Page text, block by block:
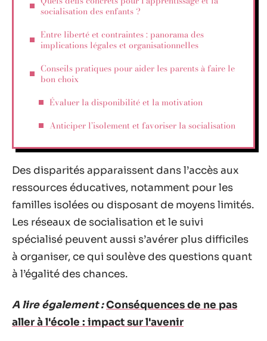
socialisation des enfants ?
Entre liberté et contraintes : panorama des
implications légales et organisationnelles
Conseils pratiques pour aider les parents à faire le
bon choix
Évaluer la disponibilité et la motivation
Anticiper l’isolement et favoriser la socialisation
Des disparités apparaissent dans l’accès aux
ressources éducatives, notamment pour les
familles isolées ou disposant de moyens limités.
Les réseaux de socialisation et le suivi
spécialisé peuvent aussi s’avérer plus difficiles
à organiser, ce qui soulève des questions quant
à l’égalité des chances.
A lire également :Conséquences de ne pas
aller à l'école : impact sur l'avenir